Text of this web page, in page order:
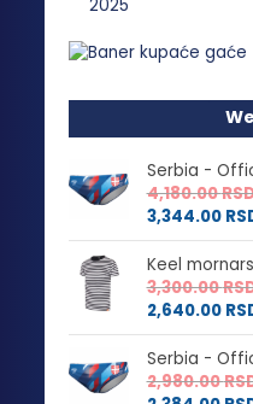
Serbia -
4,180.00
3,344.00
Keel
3,300.00
2,640.00
Serbia -
2,980.00